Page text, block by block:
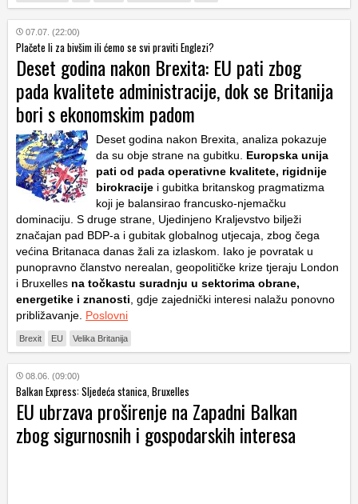
07.07. (22:00)
Plačete li za bivšim ili ćemo se svi praviti Englezi?
Deset godina nakon Brexita: EU pati zbog
pada kvalitete administracije, dok se Britanija
bori s ekonomskim padom
Deset godina nakon Brexita, analiza pokazuje
da su obje strane na gubitku.
Europska unija
pati od pada operativne kvalitete, rigidnije
birokracije i gubitka britanskog pragmatizma
koji je balansirao francusko-njemačku
dominaciju. S druge strane, Ujedinjeno Kraljevstvo bilježi
značajan pad BDP-a i gubitak globalnog utjecaja, zbog čega
većina Britanaca danas žali za izlaskom. Iako je povratak u
punopravno članstvo nerealan, geopolitičke krize tjeraju London
i Bruxelles na točkastu suradnju u sektorima obrane,
energetike i znanosti , gdje zajednički interesi nalažu ponovno
približavanje. Poslovni
Brexit EU Velika Britanija
08.06. (09:00)
Balkan Express: Sljedeća stanica, Bruxelles
EU ubrzava proširenje na Zapadni Balkan
zbog sigurnosnih i gospodarskih interesa